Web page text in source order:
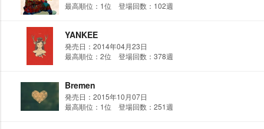
最高順位：1位 登場回数：102週
YANKEE
発売日：2014年04月23日
最高順位：2位 登場回数：378週
Bremen
発売日：2015年10月07日
最高順位：1位 登場回数：251週